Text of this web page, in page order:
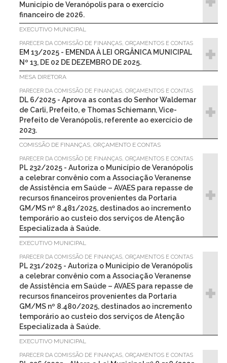
Município de Veranópolis para o exercício
financeiro de 2026.
EXECUTIVO MUNICIPAL
PARECER DA COMISSÃO DE FINANÇAS, ORÇAMENTOS E CONTAS
EM 13/2025 - EMENDA À LEI ORGÂNICA MUNICIPAL
Nº 13, DE 02 DE DEZEMBRO DE 2025.
MESA DIRETORA
PARECER DA COMISSÃO DE FINANÇAS, ORÇAMENTOS E CONTAS
DL 6/2025 - Aprova as contas do Senhor Waldemar
de Carli, Prefeito, e Thomas Schiemann, Vice-
Prefeito de Veranópolis, referente ao exercício de
2023.
COMISSÃO DE FINANÇAS, ORÇAMENTO E CONTAS
PARECER DA COMISSÃO DE FINANÇAS, ORÇAMENTOS E CONTAS
PL 232/2025 - Autoriza o Município de Veranópolis
a celebrar convênio com a Associação Veranense
de Assistência em Saúde – AVAES para repasse de
recursos financeiros provenientes da Portaria
GM/MS nº 8.481/2025, destinados ao incremento
temporário ao custeio dos serviços de Atenção
Especializada à Saúde.
EXECUTIVO MUNICIPAL
PARECER DA COMISSÃO DE FINANÇAS, ORÇAMENTOS E CONTAS
PL 231/2025 - Autoriza o Município de Veranópolis
a celebrar convênio com a Associação Veranense
de Assistência em Saúde – AVAES para repasse de
recursos financeiros provenientes da Portaria
GM/MS nº 8.480/2025, destinados ao incremento
temporário ao custeio dos serviços de Atenção
Especializada à Saúde.
EXECUTIVO MUNICIPAL
PARECER DA COMISSÃO DE FINANÇAS, ORÇAMENTOS E CONTAS